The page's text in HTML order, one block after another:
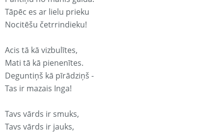
Tāpēc es ar lielu prieku
Nocitēšu četrrindieku!
Acis tā kā vizbulītes,
Mati tā kā pienenītes.
Deguntiņš kā pīrādziņš -
Tas ir mazais Inga!
Tavs vārds ir smuks,
Tavs vārds ir jauks,